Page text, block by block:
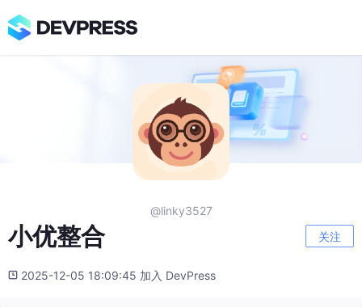
@linky3527
小优整合 关注
2025-12-05 18:09:45 加入 DevPress